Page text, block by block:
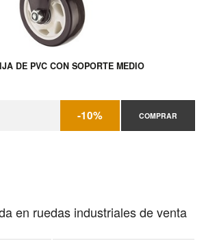
DE PVC CON SOPORTE MEDIO
-10% COMPRAR
en ruedas industriales de venta